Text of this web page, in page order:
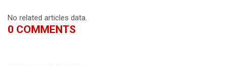
No related articles data.
0 COMMENTS